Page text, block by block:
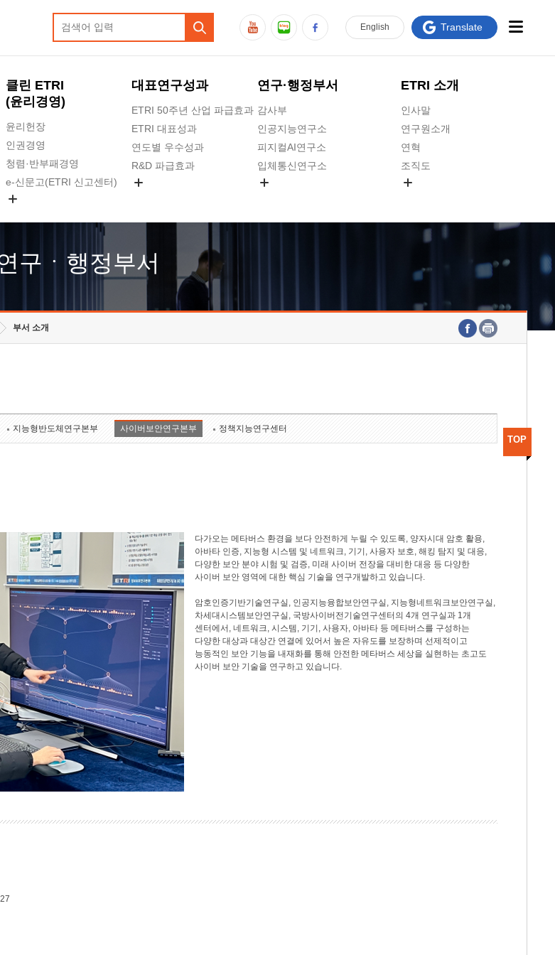
클린 ETRI
(윤리경영)
윤리헌장
인권경영
청렴·반부패경영
e-신문고(ETRI 신고센터)
고객의소리
수의계약 현황
대표연구성과
ETRI 50주년 산업 파급효과
ETRI 대표성과
연도별 우수성과
R&D 파급효과
연구·행정부서
감사부
인공지능연구소
피지컬AI연구소
입체통신연구소
호남권연구본부
기획본부
ETRI 소개
인사말
연구원소개
연혁
조직도
연구원 고객헌장
주요업무연락처
English Translate
구ㆍ행정부서
부서 소개
지능형반도체연구본부 사이버보안연구본부 정책지능연구센터
다가오는 메타버스 환경을 보다 안전하게 누릴 수 있도록, 양자시대 암호 활용,
아바타 인증, 지능형 시스템 및 네트워크, 기기, 사용자 보호, 해킹 탐지 및 대응,
다양한 보안 분야 시험 및 검증, 미래 사이버 전장을 대비한 대응 등 다양한
사이버 보안 영역에 대한 핵심 기술을 연구개발하고 있습니다.
암호인증기반기술연구실, 인공지능융합보안연구실, 지능형네트워크보안연구실,
차세대시스템보안연구실, 국방사이버전기술연구센터의 4개 연구실과 1개
센터에서, 네트워크, 시스템, 기기, 사용자, 아바타 등 메타버스를 구성하는
다양한 대상과 대상간 연결에 있어서 높은 자유도를 보장하며 선제적이고
능동적인 보안 기능을 내재화를 통해 안전한 메타버스 세상을 실현하는 초고도
사이버 보안 기술을 연구하고 있습니다.
TOP